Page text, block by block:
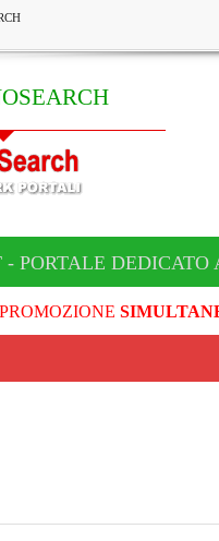
PORTALE DEDICATO